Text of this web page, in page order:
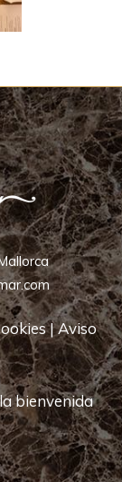
|Aviso
bienvenida